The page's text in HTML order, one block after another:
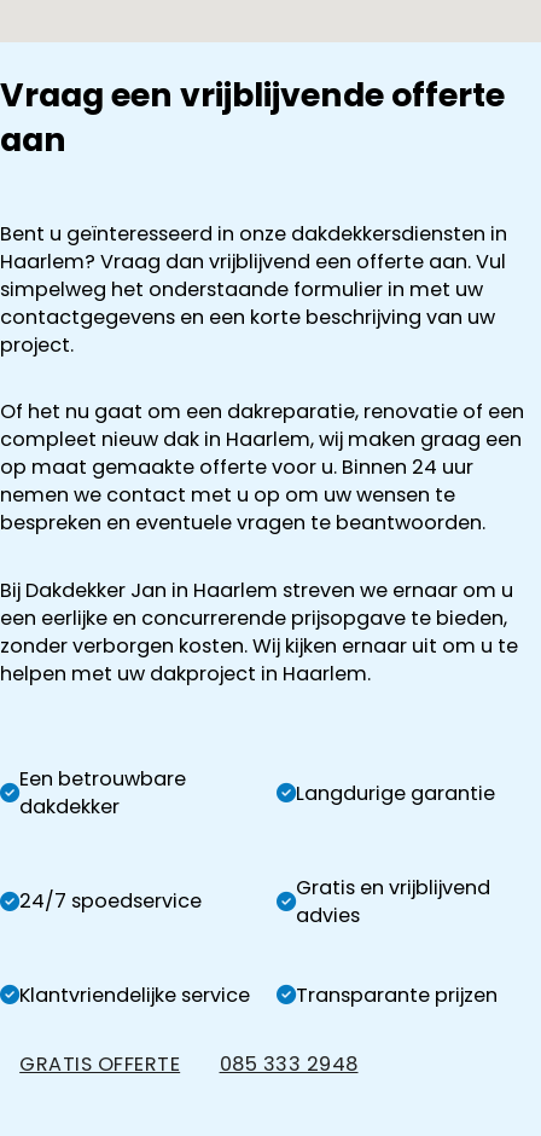
Vraag een vrijblijvende offerte
aan
Bent u geïnteresseerd in onze dakdekkersdiensten in
Haarlem? Vraag dan vrijblijvend een offerte aan. Vul
simpelweg het onderstaande formulier in met uw
contactgegevens en een korte beschrijving van uw
project.
Of het nu gaat om een dakreparatie, renovatie of een
compleet nieuw dak in Haarlem, wij maken graag een
op maat gemaakte offerte voor u. Binnen 24 uur
nemen we contact met u op om uw wensen te
bespreken en eventuele vragen te beantwoorden.
Bij Dakdekker Jan in Haarlem streven we ernaar om u
een eerlijke en concurrerende prijsopgave te bieden,
zonder verborgen kosten. Wij kijken ernaar uit om u te
helpen met uw dakproject in Haarlem.
Een betrouwbare
dakdekker
Langdurige garantie
24/7 spoedservice
Gratis en vrijblijvend
advies
Klantvriendelijke service Transparante prijzen
GRATIS OFFERTE 085 333 2948